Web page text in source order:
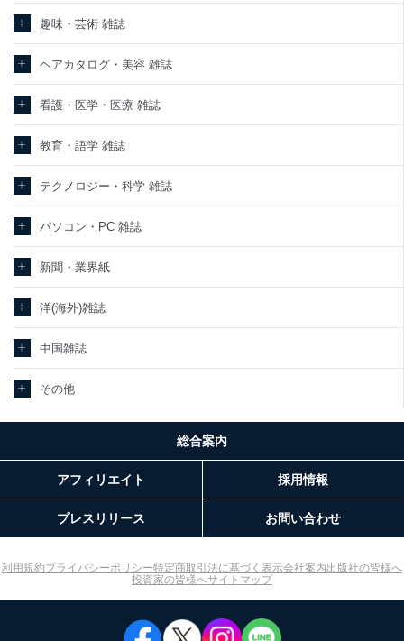
趣味・芸術 雑誌
ヘアカタログ・美容 雑誌
看護・医学・医療 雑誌
教育・語学 雑誌
テクノロジー・科学 雑誌
パソコン・PC 雑誌
新聞・業界紙
洋(海外)雑誌
中国雑誌
その他
総合案内
アフィリエイト 採用情報
プレスリリース お問い合わせ
利用規約プライバシーポリシー特定商取引法に基づく表示会社案内出版社の皆様へ
投資家の皆様へサイトマップ